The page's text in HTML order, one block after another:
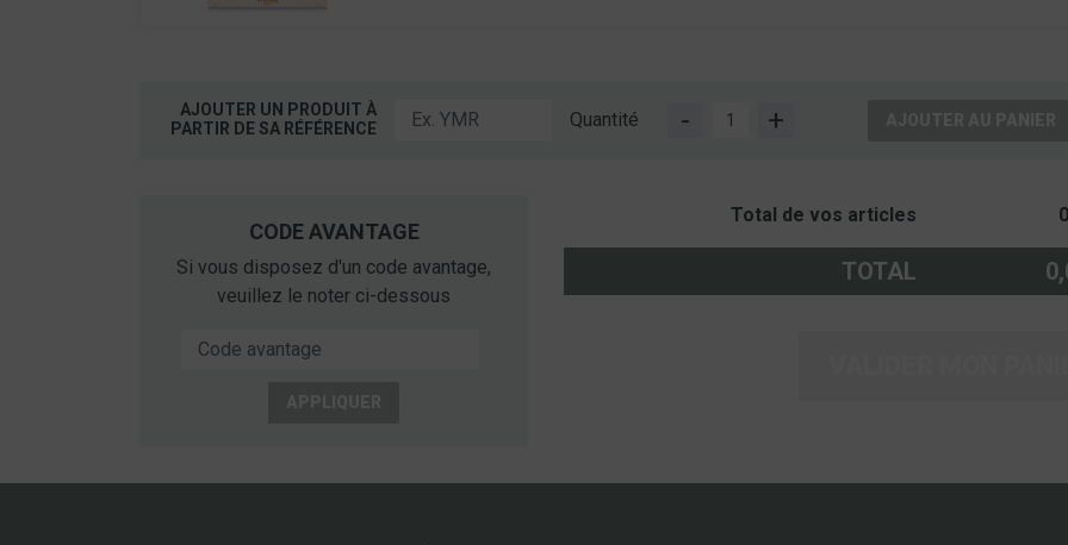
AJOUTER UN PRODUIT À
PARTIR DE SA RÉFÉRENCE
Quantité - +
CODE AVANTAGE
Si vous disposez d'un code avantage,
veuillez le noter ci-dessous
Code avantage
Total de vos articles
TOTAL